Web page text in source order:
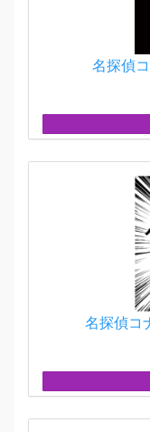
名探偵
名探偵コ